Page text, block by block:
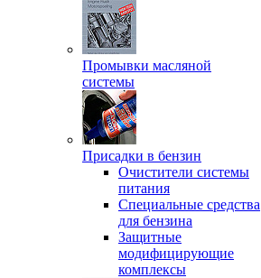
Промывки масляной
системы
Присадки в бензин
Очистители системы
питания
Специальные срeдства
для бензина
Защитные
модифицирующие
комплексы